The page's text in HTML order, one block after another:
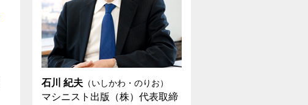
石川 紀夫 （いしかわ・のりお）
マシニスト出版（株）代表取締